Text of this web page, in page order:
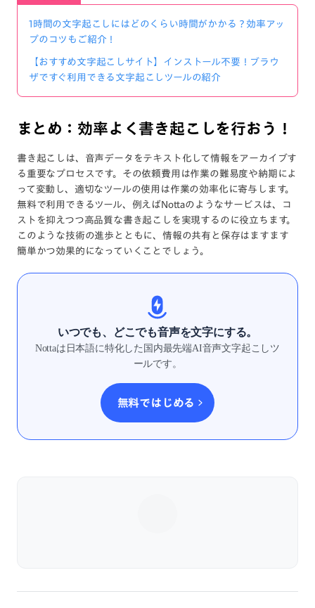
1時間の文字起こしにはどのくらい時間がかかる？効率アッ
プのコツもご紹介！
【おすすめ文字起こしサイト】インストール不要！ブラウ
ザですぐ利用できる文字起こしツールの紹介
まとめ：効率よく書き起こしを行おう！
書き起こしは、音声データをテキスト化して情報をアーカイブす
る重要なプロセスです。その依頼費用は作業の難易度や納期によ
って変動し、適切なツールの使用は作業の効率化に寄与します。
無料で利用できるツール、例えばNottaのようなサービスは、コ
ストを抑えつつ高品質な書き起こしを実現するのに役立ちます。
このような技術の進歩とともに、情報の共有と保存はますます
簡単かつ効果的になっていくことでしょう。
いつでも、どこでも音声を文字にする。
Nottaは日本語に特化した国内最先端AI音声文字起こしツ
ールです。
無料ではじめる